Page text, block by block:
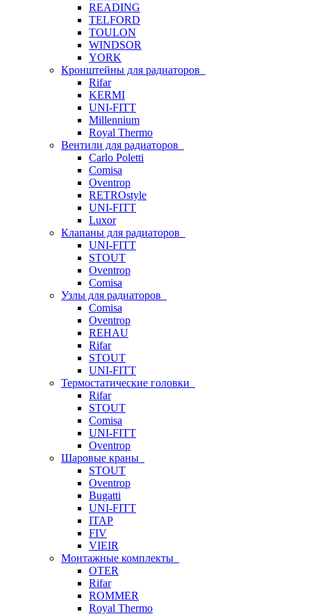
READING
TELFORD
TOULON
WINDSOR
YORK
Кронштейны для радиаторов
Rifar
KERMI
UNI-FITT
Millennium
Royal Thermo
Вентили для радиаторов
Carlo Poletti
Comisa
Oventrop
RETROstyle
UNI-FITT
Luxor
Клапаны для радиаторов
UNI-FITT
STOUT
Oventrop
Comisa
Узлы для радиаторов
Comisa
Oventrop
REHAU
Rifar
STOUT
UNI-FITT
Термостатические головки
Rifar
STOUT
Comisa
UNI-FITT
Oventrop
Шаровые краны
STOUT
Oventrop
Bugatti
UNI-FITT
ITAP
FIV
VIEIR
Монтажные комплекты
OTER
Rifar
ROMMER
Royal Thermo